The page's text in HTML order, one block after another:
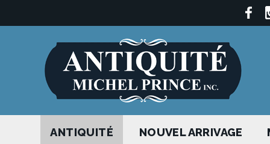
ANTIQUITÉ NOUVEL ARRIVAGE